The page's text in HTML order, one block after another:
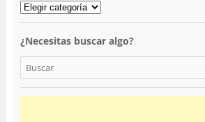
¿Necesitas buscar algo?